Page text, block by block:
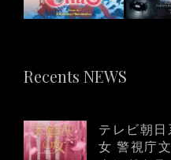
Recents NEWS
テレビ朝
女 警視庁